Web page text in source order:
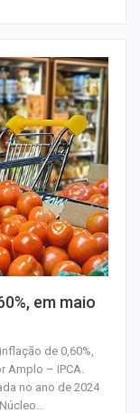
em maio
de 0,60%,
Amplo – IPCA.
no ano de 2024